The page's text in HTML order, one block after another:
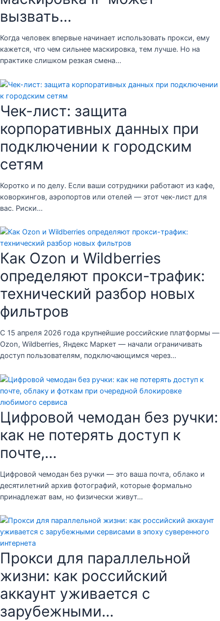
вызвать…
Когда человек впервые начинает использовать прокси, ему
кажется, что чем сильнее маскировка, тем лучше. Но на
практике слишком резкая смена…
Чек-лист: защита
корпоративных данных при
подключении к городским
сетям
Коротко и по делу. Если ваши сотрудники работают из кафе,
коворкингов, аэропортов или отелей — этот чек-лист для
вас. Риски…
Как Ozon и Wildberries
определяют прокси-трафик:
технический разбор новых
фильтров
С 15 апреля 2026 года крупнейшие российские платформы —
Ozon, Wildberries, Яндекс Маркет — начали ограничивать
доступ пользователям, подключающимся через…
Цифровой чемодан без ручки:
как не потерять доступ к
почте,…
Цифровой чемодан без ручки — это ваша почта, облако и
десятилетний архив фотографий, которые формально
принадлежат вам, но физически живут…
Прокси для параллельной
жизни: как российский
аккаунт уживается с
зарубежными…